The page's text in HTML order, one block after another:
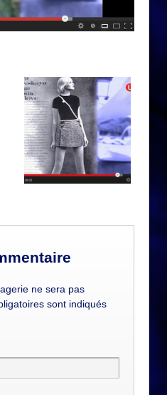
ne sera pas
sont indiqués